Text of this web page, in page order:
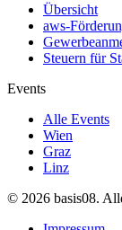
Übersicht
aws-
Steuern für
Events
Alle Events
Wien
Graz
Linz
© 2026 basis08.